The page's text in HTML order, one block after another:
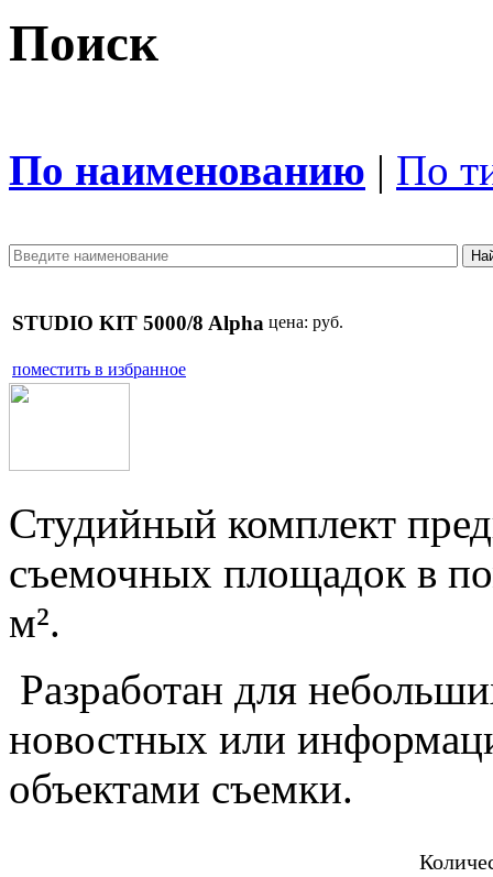
Поиск
По наименованию | По
STUDIO KIT 5000/8 Alpha цена: руб.
поместить в избранное
Студийный комплект
съемочных площадок в
м².
Разработан для
новостных или
объектами съемки.